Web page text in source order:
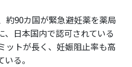
約90カ国が緊急避妊薬を薬局
、日本国内で認可されている
ットが長く、妊娠阻止率も高
る。